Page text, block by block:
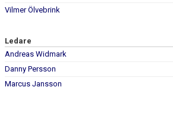
Vilmer Ölvebrink
Ledare
Andreas Widmark
Danny Persson
Marcus Jansson